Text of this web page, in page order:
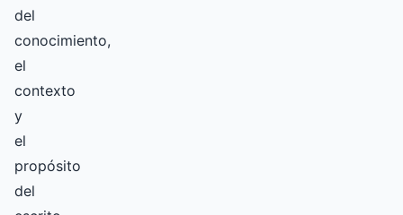
del
conocimiento,
el
contexto
y
el
propósito
del